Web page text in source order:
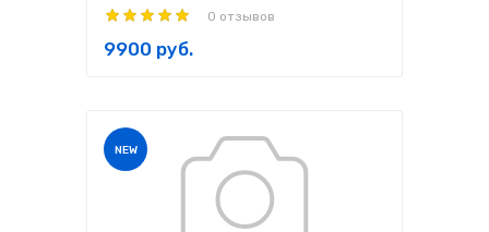
0 отзывов
9900 руб.
NEW